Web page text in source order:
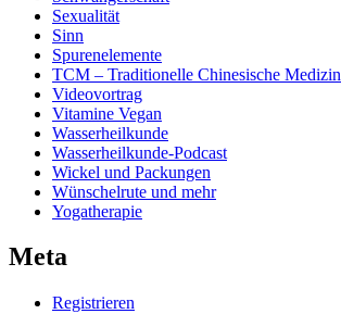
Sexualität
Sinn
Spurenelemente
TCM – Traditionelle Chinesische Medizin
Videovortrag
Vitamine Vegan
Wasserheilkunde
Wasserheilkunde-Podcast
Wickel und Packungen
Wünschelrute und mehr
Yogatherapie
Meta
Registrieren